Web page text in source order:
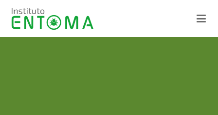
Instituto ENTOMA
Ciencia en Acción